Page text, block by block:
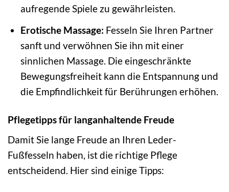
aufregende Spiele zu gewährleisten.
Erotische Massage: Fesseln Sie Ihren Partner
sanft und verwöhnen Sie ihn mit einer
sinnlichen Massage. Die eingeschränkte
Bewegungsfreiheit kann die Entspannung und
die Empfindlichkeit für Berührungen erhöhen.
Pflegetipps für langanhaltende Freude
Damit Sie lange Freude an Ihren Leder-
Fußfesseln haben, ist die richtige Pflege
entscheidend. Hier sind einige Tipps: